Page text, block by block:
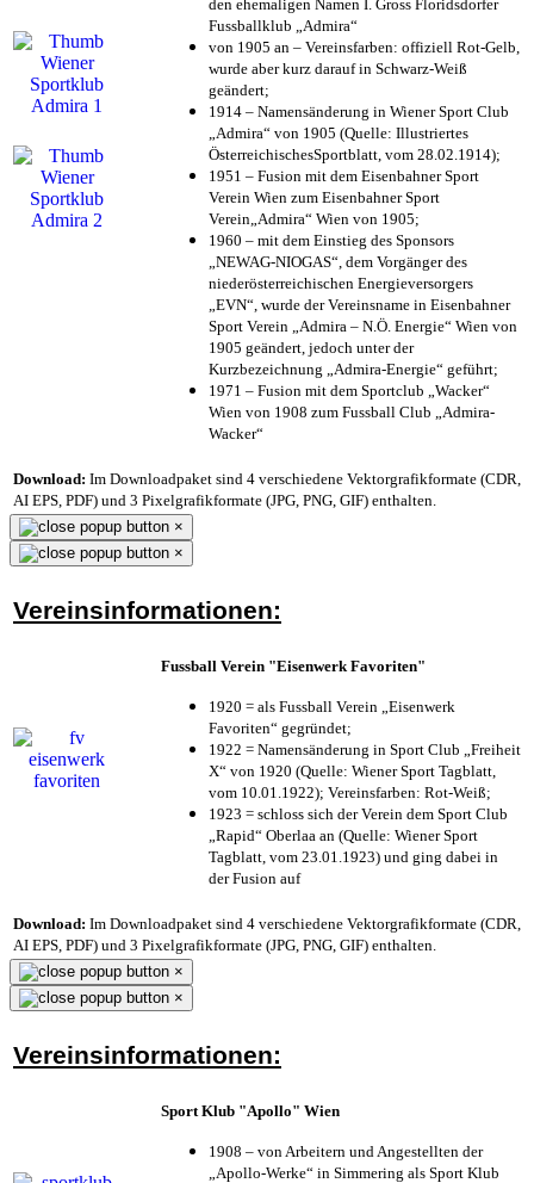
den ehemaligen Namen I. Gross Floridsdorfer
Fussballklub „Admira“
von 1905 an – Vereinsfarben: offiziell Rot-Gelb,
wurde aber kurz darauf in Schwarz-Weiß
geändert;
1914 – Namensänderung in Wiener Sport Club
„Admira“ von 1905 (Quelle: Illustriertes
ÖsterreichischesSportblatt, vom 28.02.1914);
1951 – Fusion mit dem Eisenbahner Sport
Verein Wien zum Eisenbahner Sport
Verein„Admira“ Wien von 1905;
1960 – mit dem Einstieg des Sponsors
„NEWAG-NIOGAS“, dem Vorgänger des
niederösterreichischen Energieversorgers
„EVN“, wurde der Vereinsname in Eisenbahner
Sport Verein „Admira – N.Ö. Energie“ Wien von
1905 geändert, jedoch unter der
Kurzbezeichnung „Admira-Energie“ geführt;
1971 – Fusion mit dem Sportclub „Wacker“
Wien von 1908 zum Fussball Club „Admira-
Wacker“
Download: Im Downloadpaket sind 4 verschiedene Vektorgrafikformate (CDR,
AI EPS, PDF) und 3 Pixelgrafikformate (JPG, PNG, GIF) enthalten.
×
×
Vereinsinformationen:
Fussball Verein "Eisenwerk Favoriten"
1920 = als Fussball Verein „Eisenwerk
Favoriten“ gegründet;
1922 = Namensänderung in Sport Club „Freiheit
X“ von 1920 (Quelle: Wiener Sport Tagblatt,
vom 10.01.1922); Vereinsfarben: Rot-Weiß;
1923 = schloss sich der Verein dem Sport Club
„Rapid“ Oberlaa an (Quelle: Wiener Sport
Tagblatt, vom 23.01.1923) und ging dabei in
der Fusion auf
Download: Im Downloadpaket sind 4 verschiedene Vektorgrafikformate (CDR,
AI EPS, PDF) und 3 Pixelgrafikformate (JPG, PNG, GIF) enthalten.
×
×
Vereinsinformationen:
Sport Klub "Apollo" Wien
1908 – von Arbeitern und Angestellten der
„Apollo-Werke“ in Simmering als Sport Klub